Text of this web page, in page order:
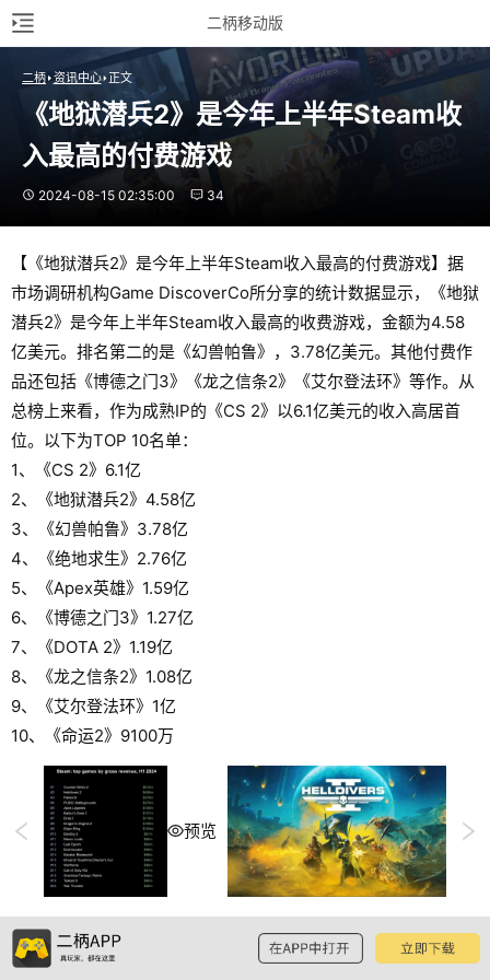
二柄移动版
二柄 资讯中心 正文
《地狱潜兵2》是今年上半年Steam收
入最高的付费游戏
2024-08-15 02:35:00 34
【《地狱潜兵2》是今年上半年Steam收入最高的付费游戏】据
市场调研机构Game DiscoverCo所分享的统计数据显示，《地狱
潜兵2》是今年上半年Steam收入最高的收费游戏，金额为4.58
亿美元。排名第二的是《幻兽帕鲁》，3.78亿美元。其他付费作
品还包括《博德之门3》《龙之信条2》《艾尔登法环》等作。从
总榜上来看，作为成熟IP的《CS 2》以6.1亿美元的收入高居首
位。以下为TOP 10名单：
1、《CS 2》6.1亿
2、《地狱潜兵2》4.58亿
3、《幻兽帕鲁》3.78亿
4、《绝地求生》2.76亿
5、《Apex英雄》1.59亿
6、《博德之门3》1.27亿
7、《DOTA 2》1.19亿
8、《龙之信条2》1.08亿
9、《艾尔登法环》1亿
10、《命运2》9100万
预览